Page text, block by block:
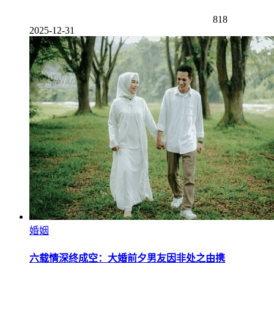
818
2025-12-31
婚姻
六载情深终成空：大婚前夕男友因非处之由携